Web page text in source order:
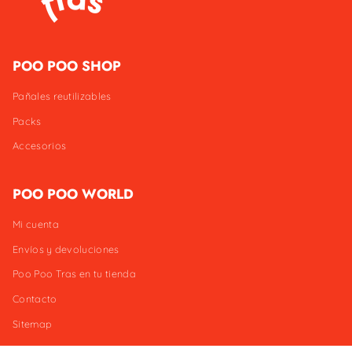
POO POO SHOP
Pañales reutilizables
Packs
Accesorios
POO POO WORLD
Mi cuenta
Envíos y devoluciones
Poo Poo Tras en tu tienda
Contacto
Sitemap